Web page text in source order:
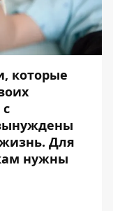
которые
Для
нужны